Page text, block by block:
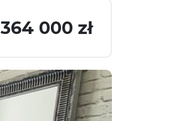
364 000 zł